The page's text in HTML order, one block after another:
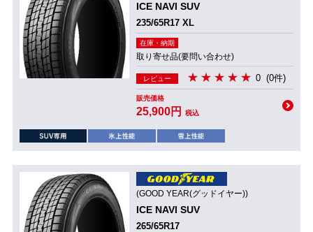
ICE NAVI SUV
235/65R17 XL
在庫・納期
取り寄せ品(要問い合わせ)
レビュー 0 (0件)
販売価格
25,900円 税込
(GOOD YEAR(グッドイヤー))
ICE NAVI SUV
265/65R17